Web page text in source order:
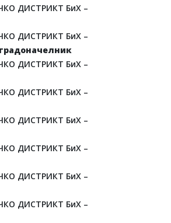
ДИСТРИКТ БиХ –
ДИСТРИКТ БиХ –
ДИСТРИКТ БиХ –
ДИСТРИКТ БиХ –
ДИСТРИКТ БиХ –
ДИСТРИКТ БиХ –
ДИСТРИКТ БиХ –
ДИСТРИКТ БиХ –